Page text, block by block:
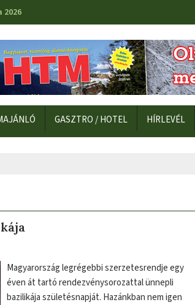
2026
GASZTRO / HOTEL HÍRLEVÉL
Magyarország legrégebbi szerzetesrendje egy
éven át tartó rendezvénysorozattal ünnepli
bazilikája születésnapját. Hazánkban nem igen